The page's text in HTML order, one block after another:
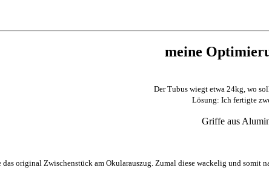
meine
Der Tubus wiegt etwa 24kg, wo
Lösung: Ich fertigte
original Zwischenstück am Okularauszug. Zumal diese wackelig und somit